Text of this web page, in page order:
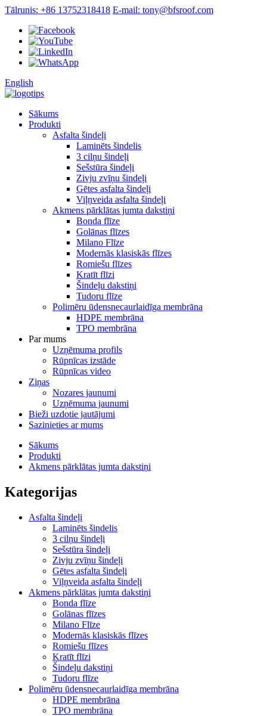
Tālrunis: +86 13752318418 E-mail: tony@bfsroof.com
English
Sākums
Produkti
Asfalta šindeļi
Laminēts šindelis
3 cilņu šindeļi
Sešstūra šindeļi
Zivju zvīņu šindeļi
Gētes asfalta šindeļi
Viļņveida asfalta šindeļi
Akmens pārklātas jumta dakstiņi
Bonda flīze
Golānas flīzes
Milano Flīze
Modernās klasiskās flīzes
Romiešu flīzes
Kratīt flīzi
Šindeļu dakstiņi
Tudoru flīze
Polimēru ūdensnecaurlaidīga membrāna
HDPE membrāna
TPO membrāna
Par mums
Uzņēmuma profils
Rūpnīcas izstāde
Rūpnīcas video
Ziņas
Nozares jaunumi
Uzņēmuma jaunumi
Bieži uzdotie jautājumi
Sazinieties ar mums
Sākums
Produkti
Akmens pārklātas jumta dakstiņi
Kategorijas
Asfalta šindeļi
Laminēts šindelis
3 cilņu šindeļi
Sešstūra šindeļi
Zivju zvīņu šindeļi
Gētes asfalta šindeļi
Viļņveida asfalta šindeļi
Akmens pārklātas jumta dakstiņi
Bonda flīze
Golānas flīzes
Milano Flīze
Modernās klasiskās flīzes
Romiešu flīzes
Kratīt flīzi
Šindeļu dakstiņi
Tudoru flīze
Polimēru ūdensnecaurlaidīga membrāna
HDPE membrāna
TPO membrāna